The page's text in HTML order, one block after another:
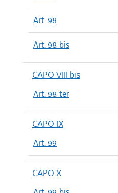
Art. 98
Art. 98 bis
CAPO VIII bis
Art. 98 ter
CAPO IX
Art. 99
CAPO X